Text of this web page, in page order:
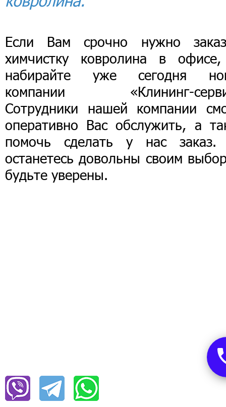
Eсли Вам срочно нужно
химчистку ковролина в
набирайте уже сегодня
компании «Клининг-
Сотрудники нашей компании
оперативно Вас обслужить, а
помочь сделать у нас
останетесь довольны своим
будьте уверены.